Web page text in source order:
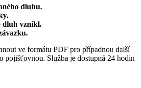
dluhu.
dluh vznikl.
ve formátu PDF pro případnou další
pojišťovnou. Služba je dostupná 24 hodin